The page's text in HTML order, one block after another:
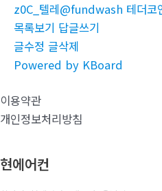
z0C_텔레@fundwash 테더코
목록보기 답글쓰기
글수정 글삭제
Powered by KBoard
이용약관
개인정보처리방침
현에어컨